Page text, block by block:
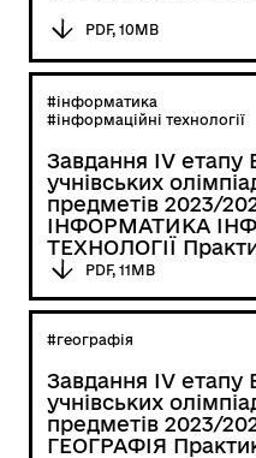
PDF, 10MB
#інформатика
#інформаційні технології
Завдання ІV етапу
учнівських
предметів 2023/
ІНФОРМАТИКА
ТЕХНОЛОГІЇ
PDF, 11MB
#географія
Завдання ІV етапу
учнівських
предметів 2023/
ГЕОГРАФІЯ